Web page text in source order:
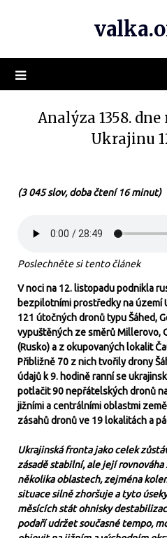
Analýza 1358.
Ukrajinu
(3 045 slov, doba čtení 16 minut)
Poslechněte si tento článek
V noci na 12. listopadu podnikla
bezpilotními prostředky na území
121 útočných dronů typu Šáhed,
vypuštěných ze směrů Millerovo,
(Rusko) a z okupovaných lokalit
Přibližně 70 z nich tvořily drony
údajů k 9. hodině ranní se
potlačit 90 nepřátelských dronů
jižními a centrálními oblastmi
zásahů dronů ve 19 lokalitách a
Ukrajinská fronta jako celek
zásadě stabilní, ale její rovnováha
několika oblastech, zejména
situace silně zhoršuje a tyto
měsících stát ohnisky
podaří udržet současné tempo,